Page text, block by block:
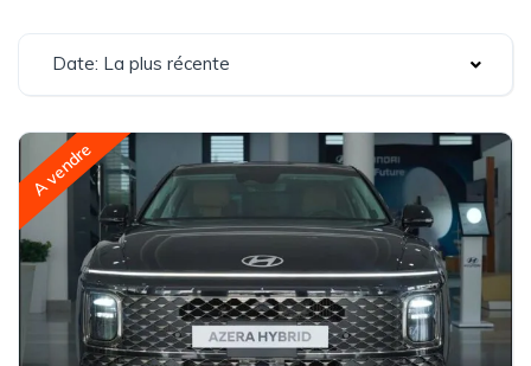
Date: La plus récente
A vendre